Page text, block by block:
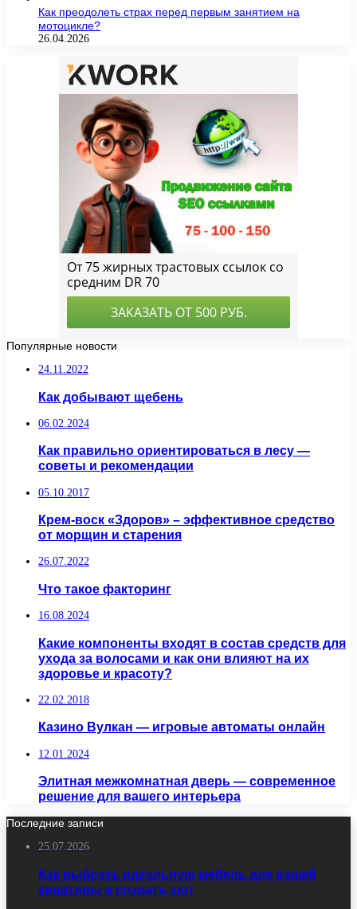
Как преодолеть страх перед первым занятием на
мотоцикле?
26.04.2026
Популярные новости
24.11.2022
Как добывают щебень
06.02.2024
Как правильно ориентироваться в лесу —
советы и рекомендации
05.10.2017
Крем-воск «Здоров» – эффективное средство
от морщин и старения
26.07.2022
Что такое факторинг
16.08.2024
Какие компоненты входят в состав средств для
ухода за волосами и как они влияют на их
здоровье и красоту?
22.02.2018
Казино Вулкан — игровые автоматы онлайн
12.01.2024
Элитная межкомнатная дверь — современное
решение для вашего интерьера
Последние записи
25.07.2026
Как выбрать идеальную мебель для вашей
квартиры и создать уют